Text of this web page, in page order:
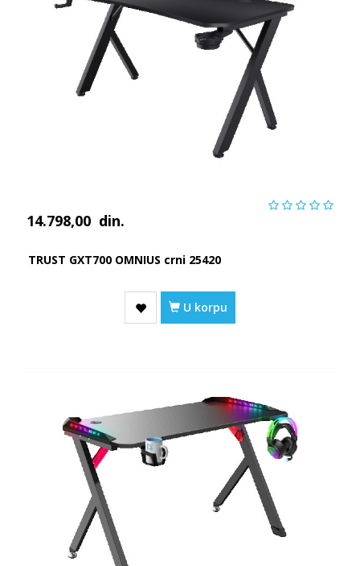
14.798,00 din.
TRUST GXT700 OMNIUS crni 25420
U korpu